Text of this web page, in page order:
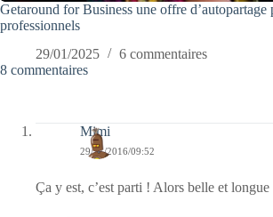
Getaround for Business une offre d’autopartage
professionnels
29/01/2025
6 commentaires
8 commentaires
Mimi
29/11/2016/09:52
Ça y est, c’est parti ! Alors belle et